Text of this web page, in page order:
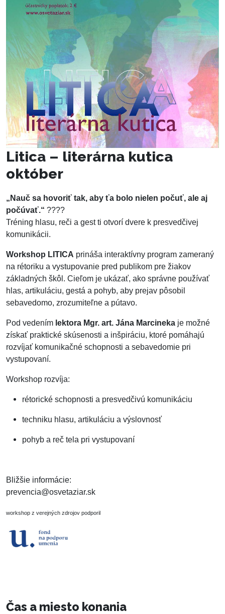
Litica – literárna kutica
október
„Nauč sa hovoriť tak, aby ťa bolo nielen počuť, ale aj
počúvať.“ ????
Tréning hlasu, reči a gest ti otvorí dvere k presvedčivej
komunikácii.
Workshop LITICA prináša interaktívny program zameraný
na rétoriku a vystupovanie pred publikom pre žiakov
základných škôl. Cieľom je ukázať, ako správne používať
hlas, artikuláciu, gestá a pohyb, aby prejav pôsobil
sebavedomo, zrozumiteľne a pútavo.
Pod vedením lektora Mgr. art. Jána Marcineka je možné
získať praktické skúsenosti a inšpiráciu, ktoré pomáhajú
rozvíjať komunikačné schopnosti a sebavedomie pri
vystupovaní.
Workshop rozvíja:
rétorické schopnosti a presvedčivú komunikáciu
techniku hlasu, artikuláciu a výslovnosť
pohyb a reč tela pri vystupovaní
Bližšie informácie:
prevencia@osvetaziar.sk
workshop z verejných zdrojov podporil
Čas a miesto konania